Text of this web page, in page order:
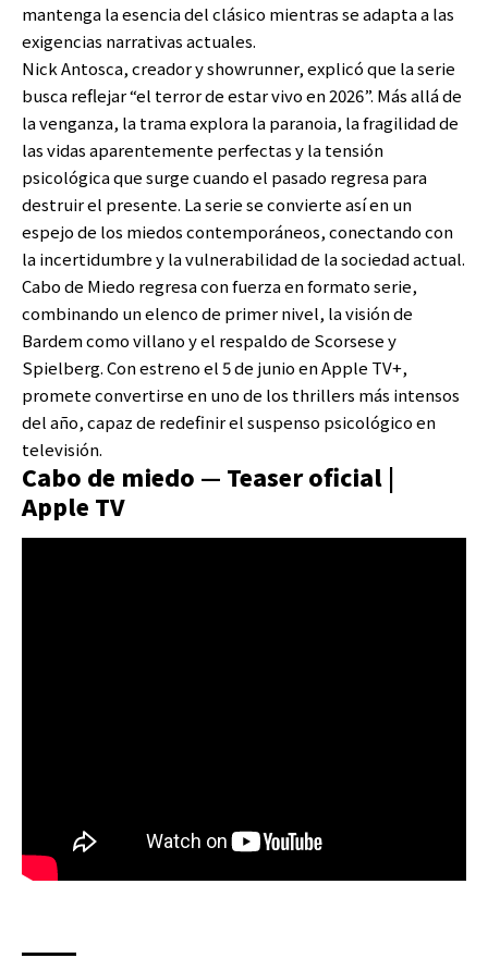
mantenga la esencia del clásico mientras se adapta a las
exigencias narrativas actuales.
Nick Antosca, creador y showrunner, explicó que la serie
busca reflejar “el terror de estar vivo en 2026”. Más allá de
la venganza, la trama explora la paranoia, la fragilidad de
las vidas aparentemente perfectas y la tensión
psicológica que surge cuando el pasado regresa para
destruir el presente. La serie se convierte así en un
espejo de los miedos contemporáneos, conectando con
la incertidumbre y la vulnerabilidad de la sociedad actual.
Cabo de Miedo regresa con fuerza en formato serie,
combinando un elenco de primer nivel, la visión de
Bardem como villano y el respaldo de Scorsese y
Spielberg. Con estreno el 5 de junio en Apple TV+,
promete convertirse en uno de los thrillers más intensos
del año, capaz de redefinir el suspenso psicológico en
televisión.
Cabo de miedo — Teaser oficial |
Apple TV